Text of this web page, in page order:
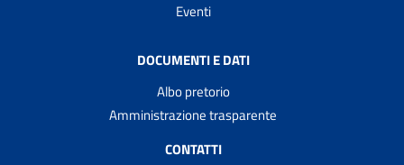
Eventi
DOCUMENTI E DATI
Albo pretorio
Amministrazione trasparente
CONTATTI